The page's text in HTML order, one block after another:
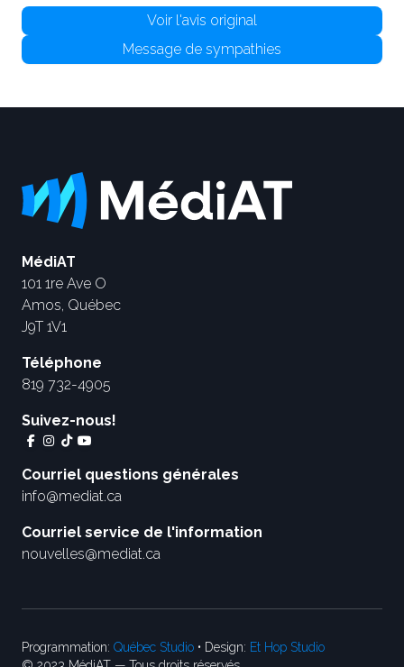
Voir l'avis original
Message de sympathies
MédiAT
101 1re Ave O
Amos, Québec
J9T 1V1
Téléphone
819 732-4905
Suivez-nous!
Courriel questions générales
info@mediat.ca
Courriel service de l'information
nouvelles@mediat.ca
Programmation: Québec Studio • Design: Et Hop Studio